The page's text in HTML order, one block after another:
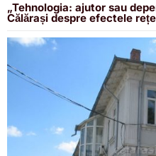
„Tehnologia: ajutor sau
Călărași despre efectele